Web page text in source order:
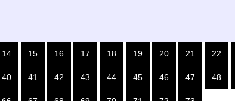
14 15 16 17 18 19 20 21 22
40 41 42 43 44 45 46 47 48